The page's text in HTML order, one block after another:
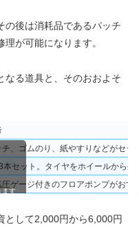
の後は消耗品であるパッチ
が可能になります。
なる道具と、そのおおよそ
チ、ゴムのり、紙やすりなどがセッ
本セット。タイヤをホイールから外
圧ゲージ付きのフロアポンプがおす
ます
として2,000円から6,000円